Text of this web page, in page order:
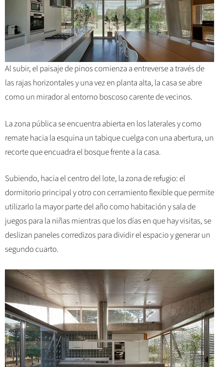
Al subir, el paisaje de pinos comienza a entreverse a través de
las rajas horizontales y una vez en planta alta, la casa se abre
como un mirador al entorno boscoso carente de vecinos.
La zona pública se encuentra abierta en los laterales y como
remate hacia la esquina un tabique cuelga con una abertura, un
recorte que encuadra el bosque frente a la casa.
Subiendo, hacia el centro del lote, la zona de refugio: el
dormitorio principal y otro con cerramiento flexible que permite
utilizarlo la mayor parte del año como habitación y sala de
juegos para la niñas mientras que los días en que hay visitas, se
deslizan paneles corredizos para dividir el espacio y generar un
segundo cuarto.